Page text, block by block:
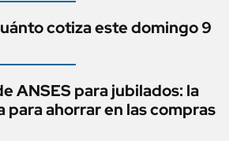
cotiza este domingo 9
ANSES para jubilados: la
para ahorrar en las compras